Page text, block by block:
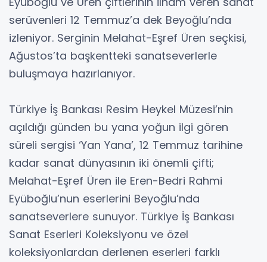
serüvenleri 12 Temmuz’a dek Beyoğlu’nda
izleniyor. Serginin Melahat-Eşref Üren seçkisi,
Ağustos’ta başkentteki sanatseverlerle
buluşmaya hazırlanıyor.
Türkiye İş Bankası Resim Heykel Müzesi’nin
açıldığı günden bu yana yoğun ilgi gören
süreli sergisi ‘Yan Yana’, 12 Temmuz tarihine
kadar sanat dünyasının iki önemli çifti;
Melahat-Eşref Üren ile Eren-Bedri Rahmi
Eyüboğlu’nun eserlerini Beyoğlu’nda
sanatseverlere sunuyor. Türkiye İş Bankası
Sanat Eserleri Koleksiyonu ve özel
koleksiyonlardan derlenen eserleri farklı